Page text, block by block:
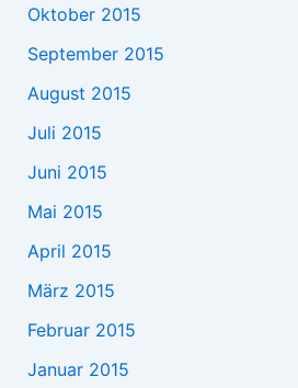
Oktober 2015
September 2015
August 2015
Juli 2015
Juni 2015
Mai 2015
April 2015
März 2015
Februar 2015
Januar 2015